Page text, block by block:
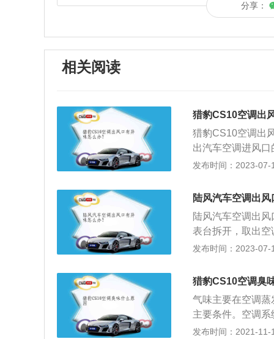
分享：
相关阅读
猎豹CS10空调出
猎豹CS10空调出
出汽车空调进风
剂喷入进气口，同
道，有效清洁系统
内的污物会随着清
或将原有滤芯处
发布时间：2023-07-
陆风汽车空调出
陆风汽车空调出
表台拆开，取出
调让泡沫清洗剂在
距为2760mm，最
v。
发布时间：2023-07-
猎豹CS10空调臭
气味主要在空调
主要条件。空调
菌的滋生。一般空
发布时间：2021-11-